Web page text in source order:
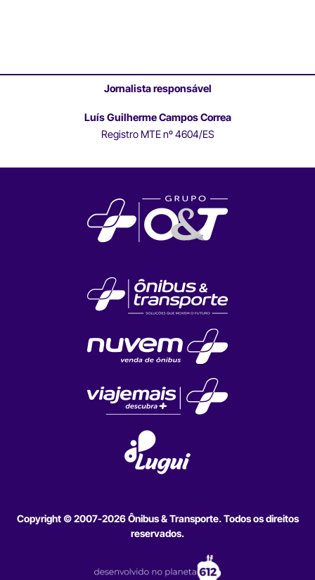
Jornalista responsável
Luís Guilherme Campos Correa
Registro MTE nº 4604/ES
Copyright © 2007-2026 Ônibus & Transporte. Todos os direitos
reservados.